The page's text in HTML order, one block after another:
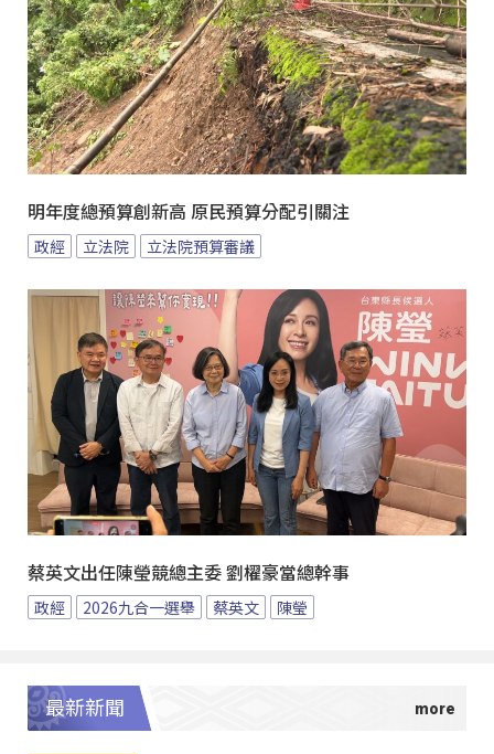
明年度總預算創新高 原民預算分配引關注
政經 立法院 立法院預算審議
蔡英文出任陳瑩競總主委 劉櫂豪當總幹事
政經 2026九合一選舉 蔡英文 陳瑩
最新新聞